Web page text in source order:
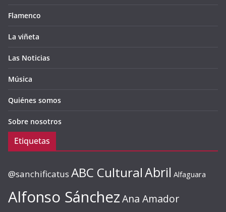
Flamenco
La viñeta
Las Noticias
Música
Quiénes somos
Sobre nosotros
Etiquetas
@sanchificatus ABC CulturalAbril Alfaguara
Alfonso SánchezAna Amador